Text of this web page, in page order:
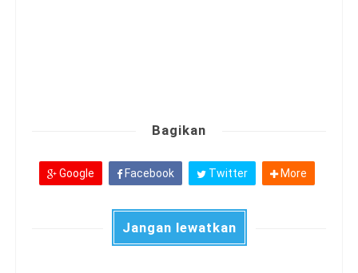
Bagikan
Google Facebook Twitter More
Jangan lewatkan